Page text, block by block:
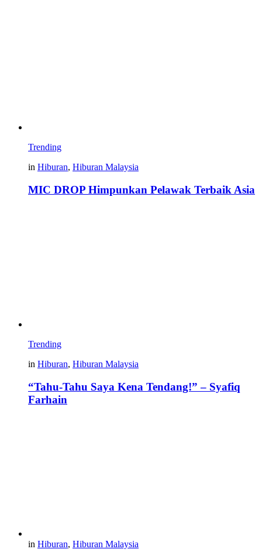
Trending
in Hiburan, Hiburan Malaysia
MIC DROP Himpunkan Pelawak Terbaik Asia
Trending
in Hiburan, Hiburan Malaysia
“Tahu-Tahu Saya Kena Tendang!” – Syafiq
Farhain
in Hiburan, Hiburan Malaysia